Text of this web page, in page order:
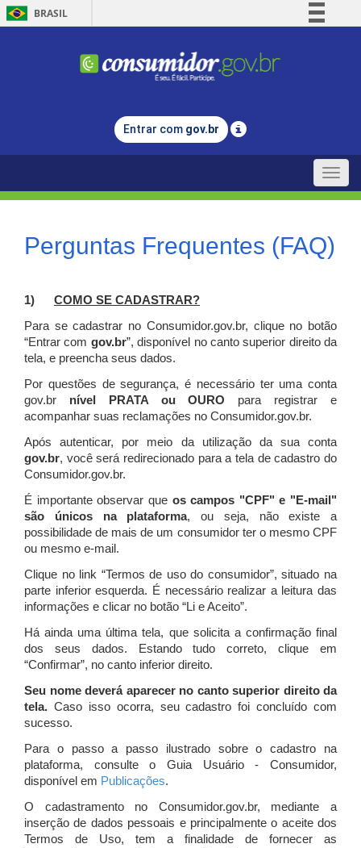
BRASIL
Comunica BR
Legislação
Entrar com gov.br
Toggle
Perguntas Frequentes (FAQ)
1) COMO SE CADASTRAR?
Para se cadastrar no Consumidor.gov.br, clique no botão
“Entrar com gov.br”, disponível no canto superior direito da
tela, e preencha seus dados.
Por questões de segurança, é necessário ter uma conta
gov.br nível PRATA ou OURO para registrar e
acompanhar suas reclamações no Consumidor.gov.br.
Após autenticar, por meio da utilização da sua conta
gov.br, você será redirecionado para a tela de cadastro do
Consumidor.gov.br.
É importante observar que os campos "CPF" e "E-mail"
são únicos na plataforma, ou seja, não existe a
possibilidade de mais de um consumidor ter o mesmo CPF
ou mesmo e-mail.
Clique no link “Termos de uso do consumidor”, situado na
parte inferior esquerda. É necessário realizar a leitura das
informações e clicar no botão “Li e Aceito”.
Há ainda uma última tela, que solicita a confirmação final
dos seus dados. Estando tudo correto, clique em
“Confirmar”, no canto inferior direito.
Seu nome deverá aparecer no canto superior direito da
tela. Caso isso ocorra, seu cadastro foi concluído com
sucesso.
Para o passo a passo ilustrado sobre o cadastro na
plataforma, consulte o Guia Usuário - Consumidor,
disponível em Publicações.
O cadastramento no Consumidor.gov.br, mediante a
inserção de dados pessoais e principalmente o aceite dos
Termos de Uso, tem a finalidade de fornecer as